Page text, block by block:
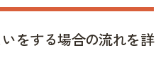
をする場合の流れを詳